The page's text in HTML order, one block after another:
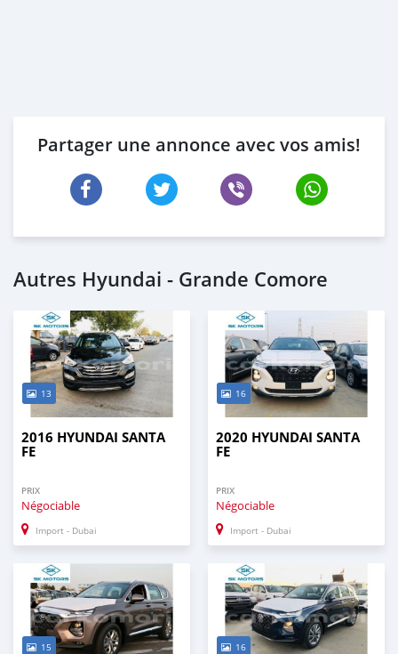
Partager une annonce avec vos amis!
Autres Hyundai - Grande Comore
13
2016 HYUNDAI SANTA
FE
PRIX
Négociable
Import - Dubai
16
2020 HYUNDAI SANTA
FE
PRIX
Négociable
Import - Dubai
15 16